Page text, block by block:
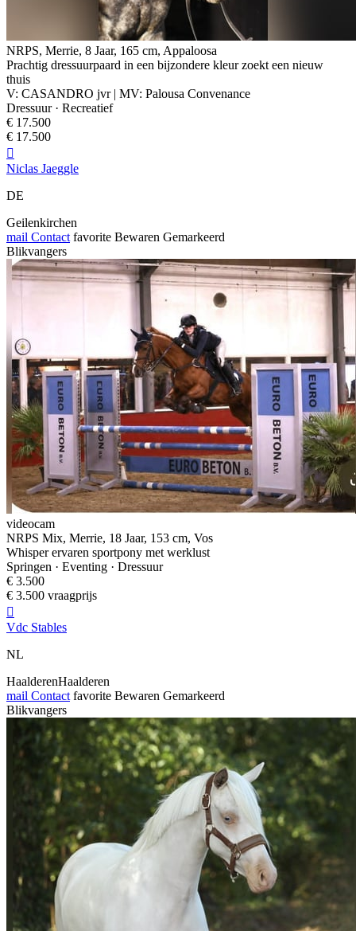
NRPS, Merrie, 8 Jaar, 165 cm, Appaloosa
Prachtig dressuurpaard in een bijzondere kleur zoekt een nieuw
thuis
V: CASANDRO jvr | MV: Palousa Convenance
Dressuur · Recreatief
€ 17.500
€ 17.500

Niclas Jaeggle
DE
Geilenkirchen
mail Contact favorite Bewaren Gemarkeerd
Blikvangers
videocam
NRPS Mix, Merrie, 18 Jaar, 153 cm, Vos
Whisper ervaren sportpony met werklust
Springen · Eventing · Dressuur
€ 3.500
€ 3.500 vraagprijs

Vdc Stables
NL
HaalderenHaalderen
mail Contact favorite Bewaren Gemarkeerd
Blikvangers